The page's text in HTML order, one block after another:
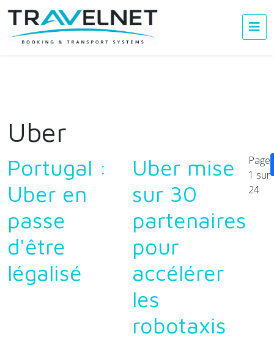
Uber
Portugal :
Uber en
passe
d'être
légalisé
Uber mise
sur 30
partenaires
pour
accélérer
les
robotaxis
Page
1 sur
24